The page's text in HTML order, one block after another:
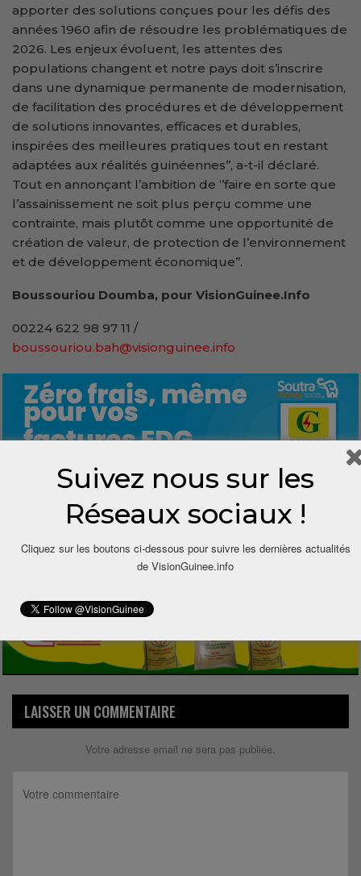
apporter des solutions conçues pour les défis des
années 1960 afin de résoudre les problématiques de
2026. Les enjeux évoluent, les attentes des
populations changent et notre pays doit s’inscrire
dans une dynamique permanente de modernisation,
de facilitation des procédures et de développement
de solutions innovantes, efficaces et durables,
inspirées des meilleures pratiques tout en restant
adaptées aux réalités guinéennes’’, a-t-il déclaré.
Tout en annonçant l’ambition de ‘’faire en sorte que
l’assainissement ne soit plus perçu comme une
contrainte, mais plutôt comme une opportunité de
création de valeur, de protection de l’environnement
et de développement économique’’.
Boussouriou Doumba, pour VisionGuinee.Info
00224 622 98 97 11 /
boussouriou.bah@visionguinee.info
Share
LAISSER UN COMMENTAIRE
Votre adresse email ne sera pas publiée.
Suivez nous sur les
Réseaux sociaux !
Cliquez sur les boutons ci-dessous pour suivre les dernières actualités
de VisionGuinee.info